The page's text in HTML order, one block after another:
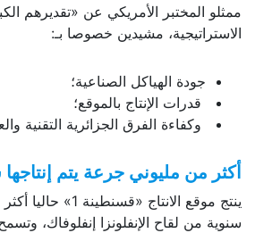
ممثلو المختبر الأمريكي عن «تقديرهم
الاستراتيجية، مشيدين خصوصا بـ:
جودة الهياكل الصناعية؛
قدرات الإنتاج بالموقع؛
وكفاءة الفرق الجزائرية التقنية
أكثر من مليوني جرعة يتم إنتاجها
ينتج موقع الانتاج
سنوية من لقاح الإنفلونزا إنفلوفاك،